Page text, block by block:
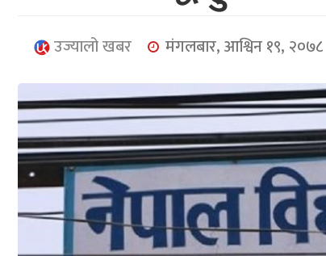
उज्यालो खबर मंगलबार, आश्विन १९, २०७८